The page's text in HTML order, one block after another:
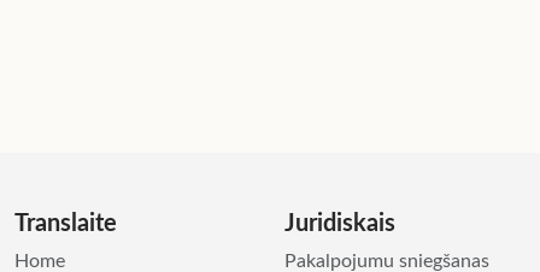
Translaite
Home
Juridiskais
Pakalpojumu sniegšanas